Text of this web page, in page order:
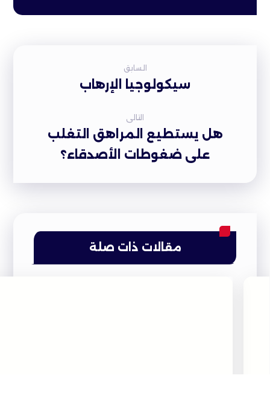
السابق
سيكولوجيا الإرهاب
التالى
هل يستطيع المراهق التغلب
على ضغوطات الأصدقاء؟
مقالات ذات صلة